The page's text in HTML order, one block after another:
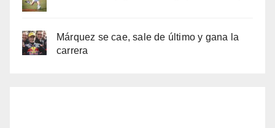
Márquez se cae, sale de último y gana la
carrera